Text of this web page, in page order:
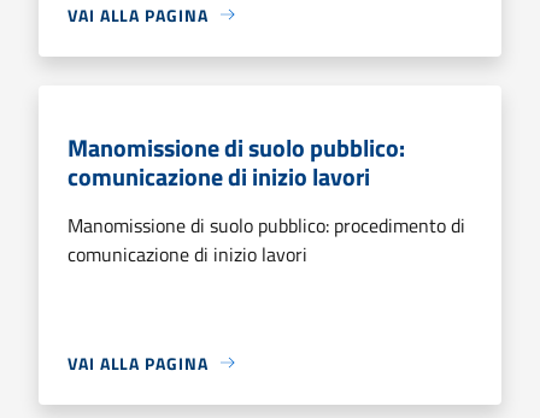
VAI ALLA PAGINA
Manomissione di suolo pubblico:
comunicazione di inizio lavori
Manomissione di suolo pubblico: procedimento di
comunicazione di inizio lavori
VAI ALLA PAGINA